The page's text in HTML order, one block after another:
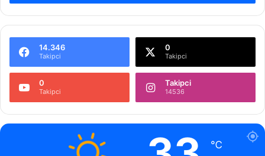
14.346
Takipci
0
Takipci
0
Takipci
Takipci
14536
℃